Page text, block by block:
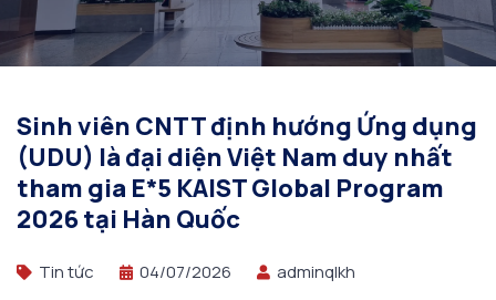
tham gia E*5 KAIST Global Program
2026 tại Hàn Quốc
Sinh viên CNTT định hướng Ứng dụng
(UDU) là đại diện Việt Nam duy nhất
tham gia E*5 KAIST Global Program
2026 tại Hàn Quốc
Tin tức 04/07/2026 adminqlkh